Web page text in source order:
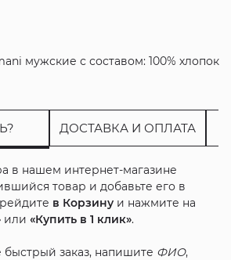
мужские с составом: 100% хлопок
ДОСТАВКА И ОПЛАТА
в нашем интернет-магазине
товар и добавьте его в
в Корзинуи нажмите на
или «Купить в 1 клик».
заказ, напишите ФИО,